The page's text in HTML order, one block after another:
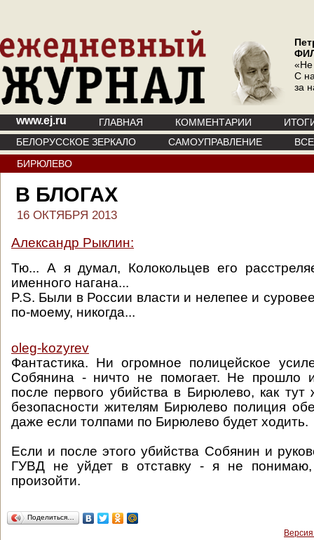
«Не
С
за
www.ej.ru ГЛАВНАЯ КОММЕНТАРИИ
БЕЛОРУССКОЕ ЗЕРКАЛО
САМОУПРАВЛЕНИЕ
БИРЮЛЕВО
В БЛОГАХ
16 ОКТЯБРЯ 2013
Александр Рыклин:
Тю... А я думал, Колокольцев его
именного нагана...
P.S. Были в России власти и нелепее и
по-моему, никогда...
oleg-kozyrev
Фантастика. Ни огромное полицейское
Собянина - ничто не помогает. Не прошло
после первого убийства в Бирюлево, как
безопасности жителям Бирюлево полиция
даже если толпами по Бирюлево будет ходить.
Если и после этого убийства Собянин и
ГУВД не уйдет в отставку - я не
произойти.
Поделиться…